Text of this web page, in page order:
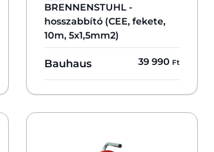
BRENNENSTUHL -
hosszabbító (CEE, fekete,
10m, 5x1,5mm2)
Bauhaus 39 990 Ft